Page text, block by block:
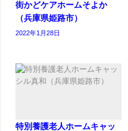
街かどケアホームそよか
（兵庫県姫路市）
2022年1月28日
特別養護老人ホームキャッ